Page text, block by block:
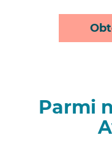
Parmi